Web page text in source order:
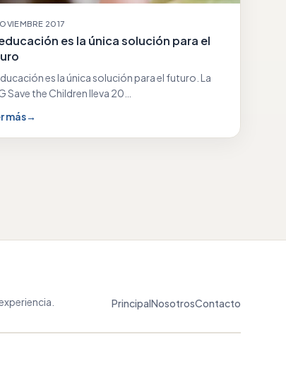
2017
es la única solución para el
es la única solución para el futuro. La
Save the Children lleva 20…
más→
PrincipalNosotrosContacto